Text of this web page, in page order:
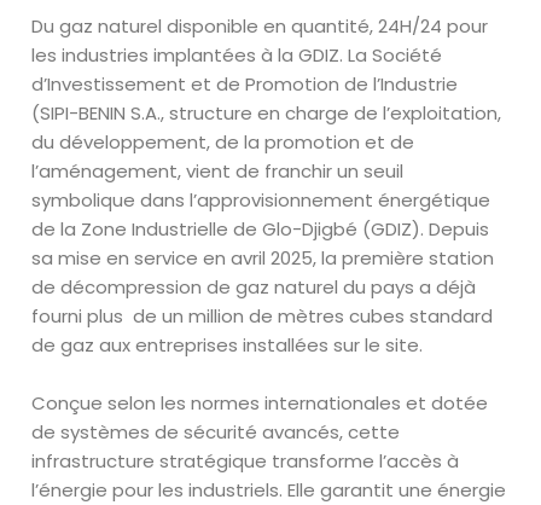
Du gaz naturel disponible en quantité, 24H/24 pour
les industries implantées à la GDIZ.LaSociété
d’Investissement et de Promotionde l’Industrie
(SIPI-BENIN S.A.,structure en charge de l’exploitation,
du développement, de la promotion et de
l’aménagement, vient de franchir un seuil
symbolique dans l’approvisionnement énergétique
de la Zone Industrielle deGlo-Djigbé (GDIZ).Depuis
sa mise en service en avril 2025, la première station
de décompression de gaz naturel du pays adéjà
fourniplus deun million de mètres cubes standard
de gaz aux entreprises installées sur le site.
Conçue selonles normes internationales et dotée
de systèmes de sécurité avancés, cette
infrastructure stratégique transforme l’accès à
l’énergie pour les industriels. Elle garantitune énergie